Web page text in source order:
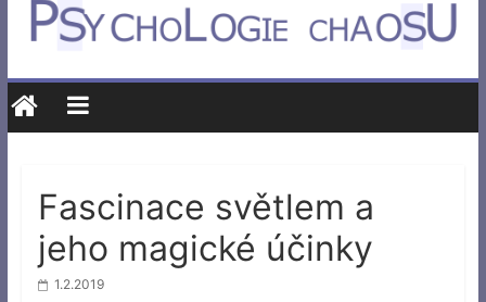
Fascinace světlem a
jeho magické účinky
1.2.2019